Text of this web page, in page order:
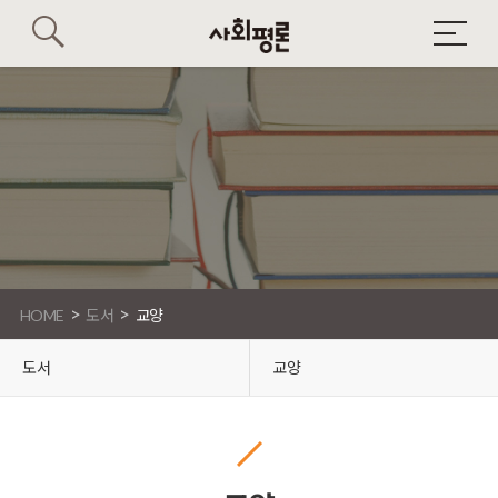
HOME > 도서 > 교양
도서 교양